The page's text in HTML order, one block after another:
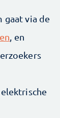
gaat via de
, en